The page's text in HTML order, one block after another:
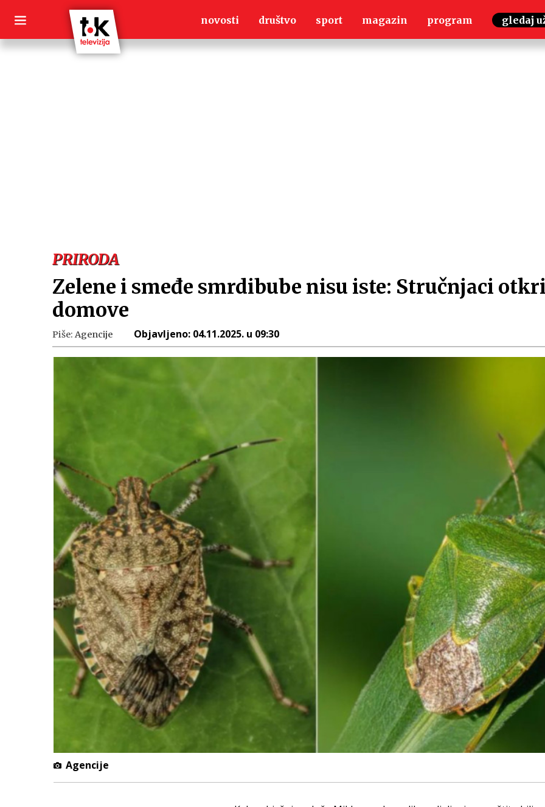
content
novosti društvo sport magazin program gledaj
PRIRODA
Zelene i smeđe smrdibube nisu iste: Stručnjaci
domove
Piše: Agencije Objavljeno: 04.11.2025. u 09:30
Agencije